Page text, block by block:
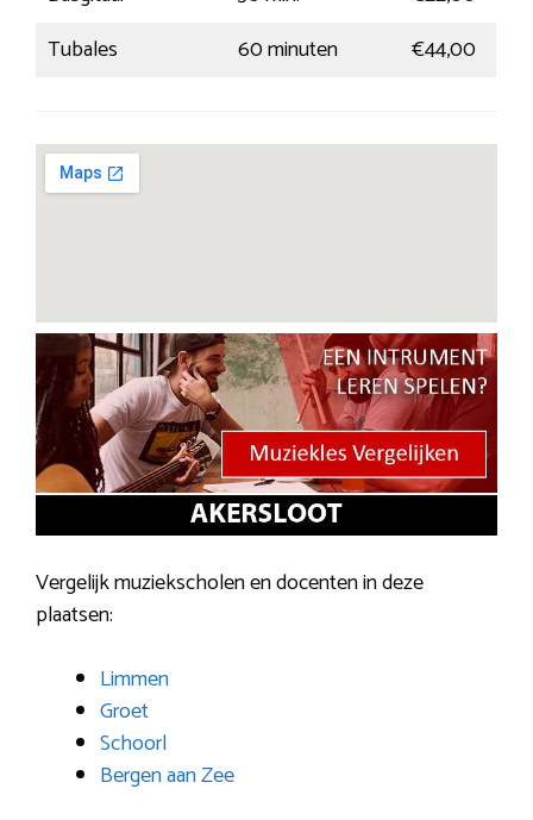
Tubales
60 minuten €44,00
Vergelijk muziekscholen en docenten in deze
plaatsen:
Limmen
Groet
Schoorl
Bergen aan Zee